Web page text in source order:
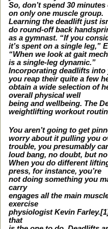
So, don’t spend 30
on only one muscle group.
Learning the deadlift just
do round-off back
as a gymnast. “If you
it’s spent on a single leg,”
“When we look at gait
is a single-leg dynamic.”
Incorporating deadlifts into
you reap their quite a few
obtain a wide selection of
overall physical well
being and wellbeing. The
weightlifting workout
You aren’t going to get
worry about it pulling you
trouble, you presumably
loud bang, no doubt, but
When you do different
press, for instance, you’re
not doing something you
carry
engages all the main
exercise
physiologist Kevin
that